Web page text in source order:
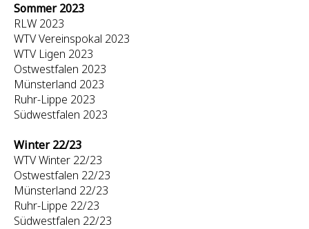
Sommer 2023
RLW 2023
WTV Vereinspokal 2023
WTV Ligen 2023
Ostwestfalen 2023
Münsterland 2023
Ruhr-Lippe 2023
Südwestfalen 2023
Winter 22/23
WTV Winter 22/23
Ostwestfalen 22/23
Münsterland 22/23
Ruhr-Lippe 22/23
Südwestfalen 22/23